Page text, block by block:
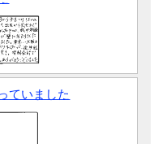
ていました